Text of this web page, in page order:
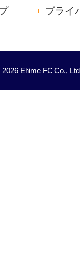
プライ
Ehime FC Co.,